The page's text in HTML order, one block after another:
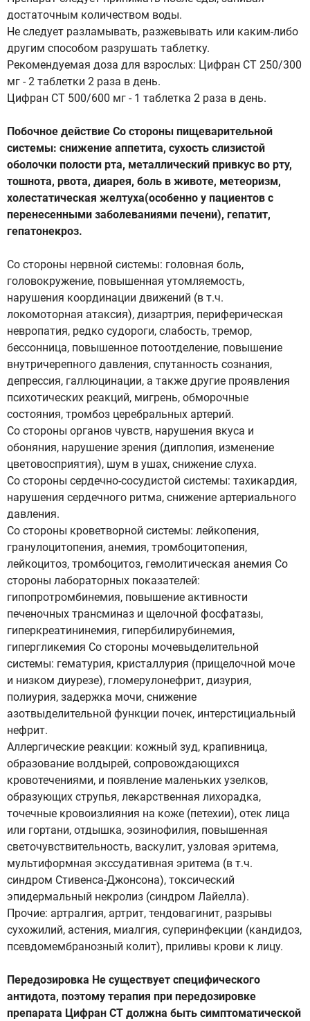
достаточным количеством воды.
Не следует разламывать, разжевывать или каким-либо
другим способом разрушать таблетку.
Рекомендуемая доза для взрослых: Цифран СТ 250/300
мг - 2 таблетки 2 раза в день.
Цифран СТ 500/600 мг - 1 таблетка 2 раза в день.
Побочное действие Со стороны пищеварительной
системы: снижение аппетита, сухость слизистой
оболочки полости рта, металлический привкус во рту,
тошнота, рвота, диарея, боль в животе, метеоризм,
холестатическая желтуха(особенно у пациентов с
перенесенными заболеваниями печени), гепатит,
гепатонекроз.
Со стороны нервной системы: головная боль,
головокружение, повышенная утомляемость,
нарушения координации движений (в т.ч.
локомоторная атаксия), дизартрия, периферическая
невропатия, редко судороги, слабость, тремор,
бессонница, повышенное потоотделение, повышение
внутричерепного давления, спутанность сознания,
депрессия, галлюцинации, а также другие проявления
психотических реакций, мигрень, обморочные
состояния, тромбоз церебральных артерий.
Со стороны органов чувств, нарушения вкуса и
обоняния, нарушение зрения (диплопия, изменение
цветовосприятия), шум в ушах, снижение слуха.
Со стороны сердечно-сосудистой системы: тахикардия,
нарушения сердечного ритма, снижение артериального
давления.
Со стороны кроветворной системы: лейкопения,
гранулоцитопения, анемия, тромбоцитопения,
лейкоцитоз, тромбоцитоз, гемолитическая анемия Со
стороны лабораторных показателей:
гипопротромбинемия, повышение активности
печеночных трансминаз и щелочной фосфатазы,
гиперкреатининемия, гипербилирубинемия,
гипергликемия Со стороны мочевыделительной
системы: гематурия, кристаллурия (прищелочной моче
и низком диурезе), гломерулонефрит, дизурия,
полиурия, задержка мочи, снижение
азотвыделительной функции почек, интерстициальный
нефрит.
Аллергические реакции: кожный зуд, крапивница,
образование волдырей, сопровождающихся
кровотечениями, и появление маленьких узелков,
образующих струпья, лекарственная лихорадка,
точечные кровоизлияния на коже (петехии), отек лица
или гортани, отдышка, эозинофилия, повышенная
светочувствительность, васкулит, узловая эритема,
мультиформная экссудативная эритема (в т.ч.
синдром Стивенса-Джонсона), токсический
эпидермальный некролиз (синдром Лайелла).
Прочие: артралгия, артрит, тендовагинит, разрывы
сухожилий, астения, миалгия, суперинфекции (кандидоз,
псевдомембранозный колит), приливы крови к лицу.
Передозировка Не существует специфического
антидота, поэтому терапия при передозировке
препарата Цифран СТ должна быть симптоматической